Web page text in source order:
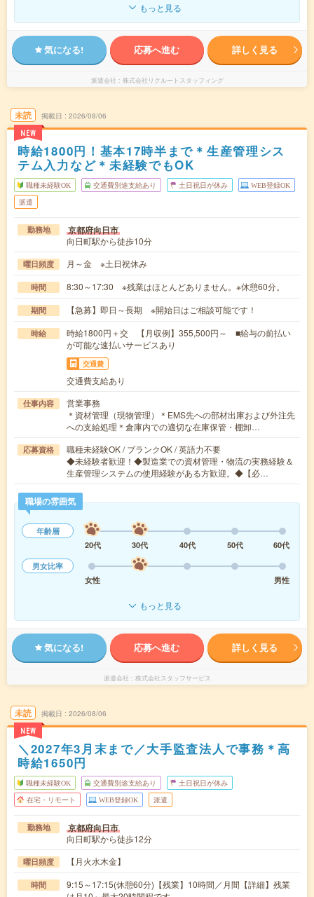
もっと見る
気になる! 応募へ進む 詳しく見る
派遣会社 株式会社リクルートスタッフィング
未読
NEW
掲載日 2026/08/06
時給1800円！基本17時半まで＊生産管理シス
テム入力など＊未経験でもOK
職種未経験OK 交通費別途支給あり 土日祝日が休み WEB登録OK
派遣
勤務地 京都府向日市
向日町駅から徒歩10分
曜日頻度 月～金 ※土日祝休み
時間 8:30～17:30 ※残業はほとんどありません。※休憩60分。
期間 【急募】即日～長期 ※開始日はご相談可能です！
時給
時給1800円＋交 【月収例】355,500円～ ■給与の前払い
が可能な速払いサービスあり
交通費
交通費支給あり
仕事内容
営業事務
＊資材管理（現物管理）＊EMS先への部材出庫および外注先
への支給処理＊倉庫内での適切な在庫保管・棚卸…
応募資格
職種未経験OK / ブランクOK / 英語力不要
◆未経験者歓迎！◆製造業での資材管理・物流の実務経験＆
生産管理システムの使用経験がある方歓迎。◆【必…
職場の雰囲気
年齢層
20代
30代 40代 50代
60代
男女比率
女性
男性
もっと見る
気になる! 応募へ進む 詳しく見る
派遣会社 株式会社スタッフサービス
未読
NEW
掲載日 2026/08/06
＼2027年3月末まで／大手監査法人で事務＊高
時給1650円
職種未経験OK 交通費別途支給あり 土日祝日が休み
在宅・リモート WEB登録OK 派遣
勤務地 京都府向日市
向日町駅から徒歩12分
曜日頻度 【月火水木金】
時間
9:15～17:15(休憩60分)【残業】10時間／月間【詳細】残業